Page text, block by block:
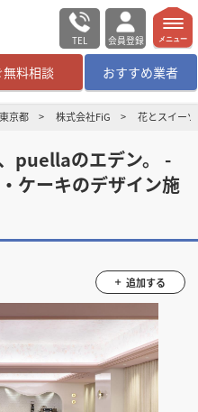
TEL 会員登録
無料相談 おすすめ業者
ログイン／会員登録
メニュー
東京都 株式会社FiG 花とスイー
puellaのエデン。 -
ケーキのデザイン施
追加する